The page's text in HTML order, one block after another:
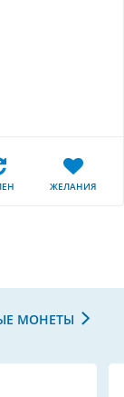
ЖЕЛАНИЯ
МОНЕТЫ